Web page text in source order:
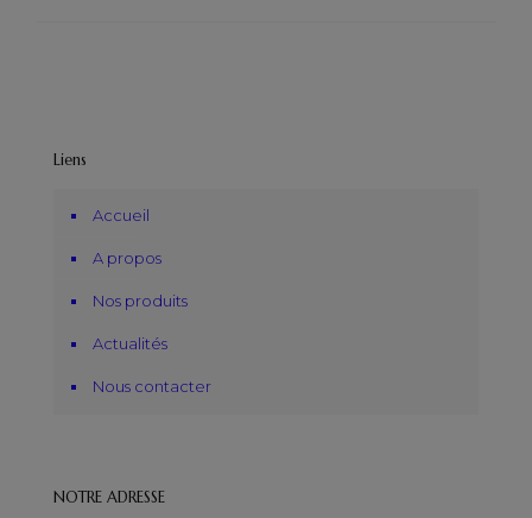
Liens
Accueil
A propos
Nos produits
Actualités
Nous contacter
NOTRE ADRESSE